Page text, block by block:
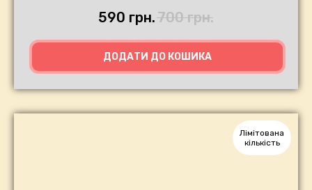
590 грн.700 грн.
ДОДАТИ ДО КОШИКА
Лімітована
кількість